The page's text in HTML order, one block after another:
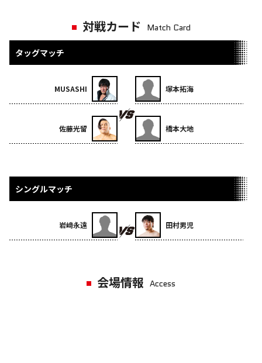
対戦カード Match Card
タッグマッチ
MUSASHI
佐藤光留
塚本拓海
橋本大地
シングルマッチ
岩﨑永遠 田村男児
会場情報 Access